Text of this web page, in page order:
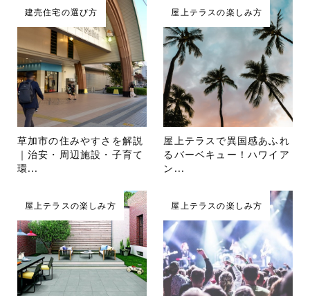
建売住宅の選び方
草加市の住みやすさを解説
｜治安・周辺施設・子育て
環...
屋上テラスの楽しみ方
屋上テラスで異国感あふれ
るバーベキュー！ハワイア
ン...
屋上テラスの楽しみ方 屋上テラスの楽しみ方